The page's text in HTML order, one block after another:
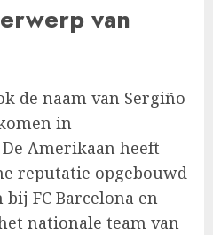
van
de naam van Sergiño
in
Amerikaan heeft
reputatie opgebouwd
FC Barcelona en
nationale team van